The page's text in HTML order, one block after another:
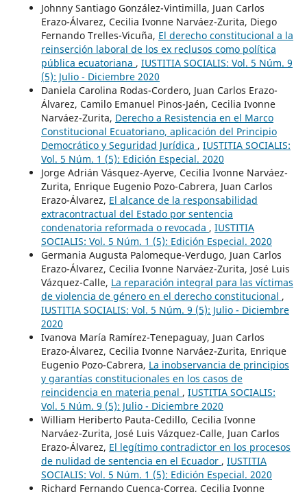
Johnny Santiago González-Vintimilla, Juan Carlos
Erazo-Álvarez, Cecilia Ivonne Narváez-Zurita, Diego
Fernando Trelles-Vicuña, El derecho constitucional a la
reinserción laboral de los ex reclusos como política
pública ecuatoriana , IUSTITIA SOCIALIS: Vol. 5 Núm. 9
(5): Julio - Diciembre 2020
Daniela Carolina Rodas-Cordero, Juan Carlos Erazo-
Álvarez, Camilo Emanuel Pinos-Jaén, Cecilia Ivonne
Narváez-Zurita, Derecho a Resistencia en el Marco
Constitucional Ecuatoriano, aplicación del Principio
Democrático y Seguridad Jurídica , IUSTITIA SOCIALIS:
Vol. 5 Núm. 1 (5): Edición Especial. 2020
Jorge Adrián Vásquez-Ayerve, Cecilia Ivonne Narváez-
Zurita, Enrique Eugenio Pozo-Cabrera, Juan Carlos
Erazo-Álvarez, El alcance de la responsabilidad
extracontractual del Estado por sentencia
condenatoria reformada o revocada , IUSTITIA
SOCIALIS: Vol. 5 Núm. 1 (5): Edición Especial. 2020
Germania Augusta Palomeque-Verdugo, Juan Carlos
Erazo-Álvarez, Cecilia Ivonne Narváez-Zurita, José Luis
Vázquez-Calle, La reparación integral para las víctimas
de violencia de género en el derecho constitucional ,
IUSTITIA SOCIALIS: Vol. 5 Núm. 9 (5): Julio - Diciembre
2020
Ivanova María Ramírez-Tenepaguay, Juan Carlos
Erazo-Álvarez, Cecilia Ivonne Narváez-Zurita, Enrique
Eugenio Pozo-Cabrera, La inobservancia de principios
y garantías constitucionales en los casos de
reincidencia en materia penal , IUSTITIA SOCIALIS:
Vol. 5 Núm. 9 (5): Julio - Diciembre 2020
William Heriberto Pauta-Cedillo, Cecilia Ivonne
Narváez-Zurita, José Luis Vázquez-Calle, Juan Carlos
Erazo-Álvarez, El legítimo contradictor en los procesos
de nulidad de sentencia en el Ecuador , IUSTITIA
SOCIALIS: Vol. 5 Núm. 1 (5): Edición Especial. 2020
Richard Fernando Cuenca-Correa, Cecilia Ivonne